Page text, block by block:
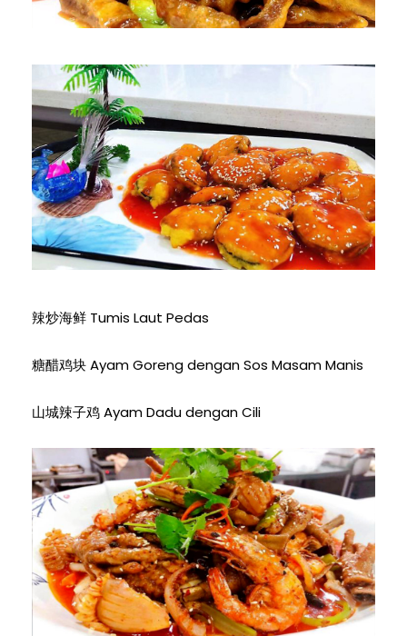
辣炒海鲜 Tumis Laut Pedas
糖醋鸡块 Ayam Goreng dengan Sos Masam Manis
山城辣子鸡 Ayam Dadu dengan Cili